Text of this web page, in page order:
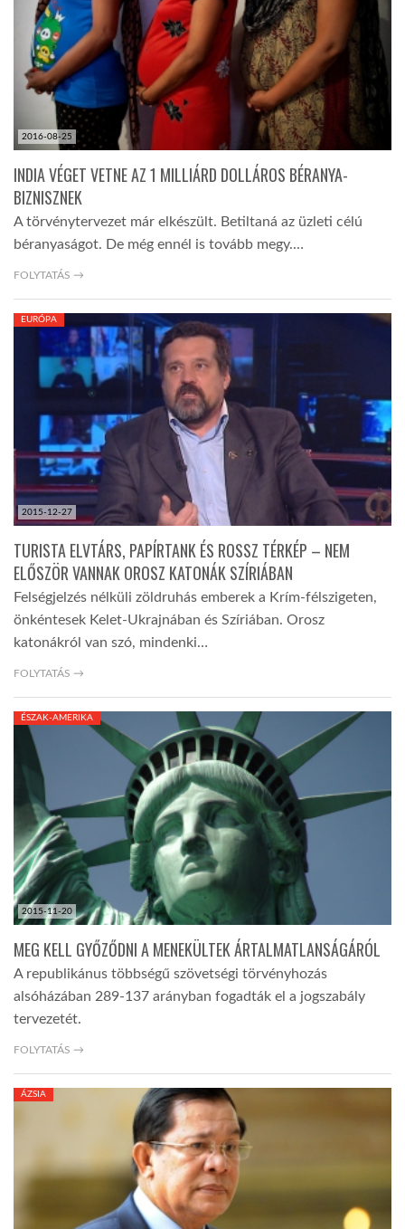
2016-08-25
INDIA VÉGET VETNE AZ 1 MILLIÁRD DOLLÁROS BÉRANYA-
BIZNISZNEK
A törvénytervezet már elkészült. Betiltaná az üzleti célú
béranyaságot. De még ennél is tovább megy.…
FOLYTATÁS →
2015-12-27
EURÓPA
TURISTA ELVTÁRS, PAPÍRTANK ÉS ROSSZ TÉRKÉP – NEM
ELŐSZÖR VANNAK OROSZ KATONÁK SZÍRIÁBAN
Felségjelzés nélküli zöldruhás emberek a Krím-félszigeten,
önkéntesek Kelet-Ukrajnában és Szíriában. Orosz
katonákról van szó, mindenki…
FOLYTATÁS →
2015-11-20
ÉSZAK-AMERIKA
MEG KELL GYŐZŐDNI A MENEKÜLTEK ÁRTALMATLANSÁGÁRÓL
A republikánus többségű szövetségi törvényhozás
alsóházában 289-137 arányban fogadták el a jogszabály
tervezetét.
FOLYTATÁS →
ÁZSIA